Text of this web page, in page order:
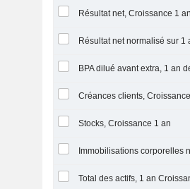
Résultat net, Croissance 1 an
Résultat net normalisé sur 1
Stocks, Croissance 1 an